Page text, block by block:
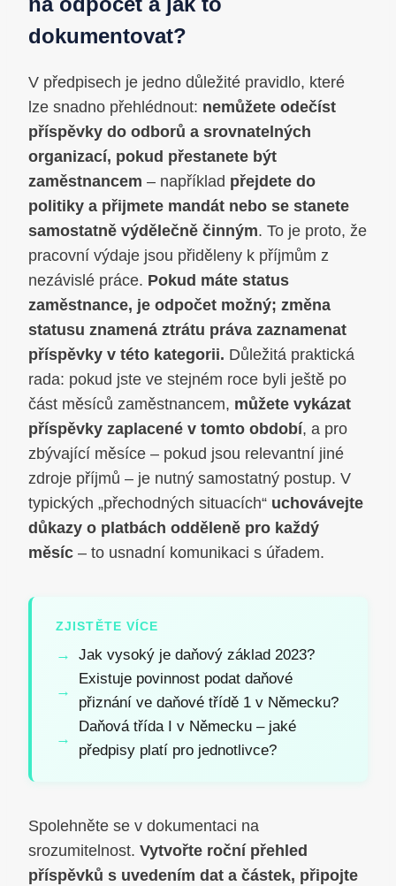
dokumentovat?
V předpisech je jedno důležité pravidlo, které
lze snadno přehlédnout: nemůžete odečíst
příspěvky do odborů a srovnatelných
organizací, pokud přestanete být
zaměstnancem – například přejdete do
politiky a přijmete mandát nebo se stanete
samostatně výdělečně činným. To je proto, že
pracovní výdaje jsou přiděleny k příjmům z
nezávislé práce. Pokud máte status
zaměstnance, je odpočet možný; změna
statusu znamená ztrátu práva zaznamenat
příspěvky v této kategorii. Důležitá praktická
rada: pokud jste ve stejném roce byli ještě po
část měsíců zaměstnancem, můžete vykázat
příspěvky zaplacené v tomto období, a pro
zbývající měsíce – pokud jsou relevantní jiné
zdroje příjmů – je nutný samostatný postup. V
typických „přechodných situacích“ uchovávejte
důkazy o platbách odděleně pro každý
měsíc – to usnadní komunikaci s úřadem.
ZJISTĚTE VÍCE
Jak vysoký je daňový základ 2023?
Existuje povinnost podat daňové
přiznání ve daňové třídě 1 v Německu?
Daňová třída I v Německu – jaké
předpisy platí pro jednotlivce?
Spolehněte se v dokumentaci na
srozumitelnost. Vytvořte roční přehled
příspěvků s uvedením dat a částek, připojte